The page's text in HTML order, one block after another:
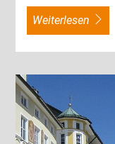
weiterlesen